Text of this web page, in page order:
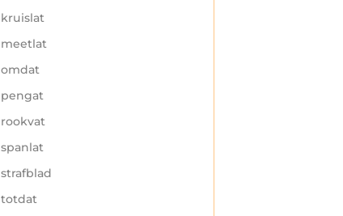
kruislat
meetlat
omdat
pengat
rookvat
spanlat
strafblad
totdat